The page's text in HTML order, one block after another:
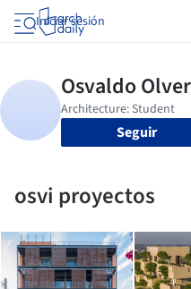
Iniciar sesión
Seguir
osvi proyectos